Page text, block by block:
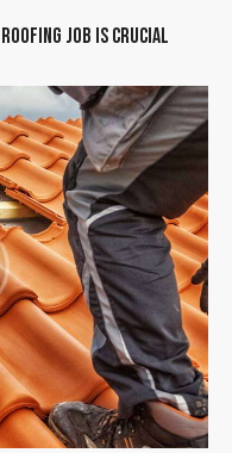
JOB IS CRUCIAL